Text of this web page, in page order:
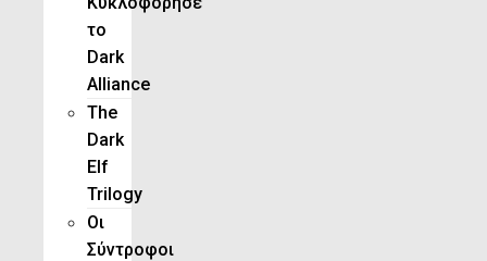
το
Dark
Alliance
The
Dark
Elf
Trilogy
Οι
Σύντροφοι